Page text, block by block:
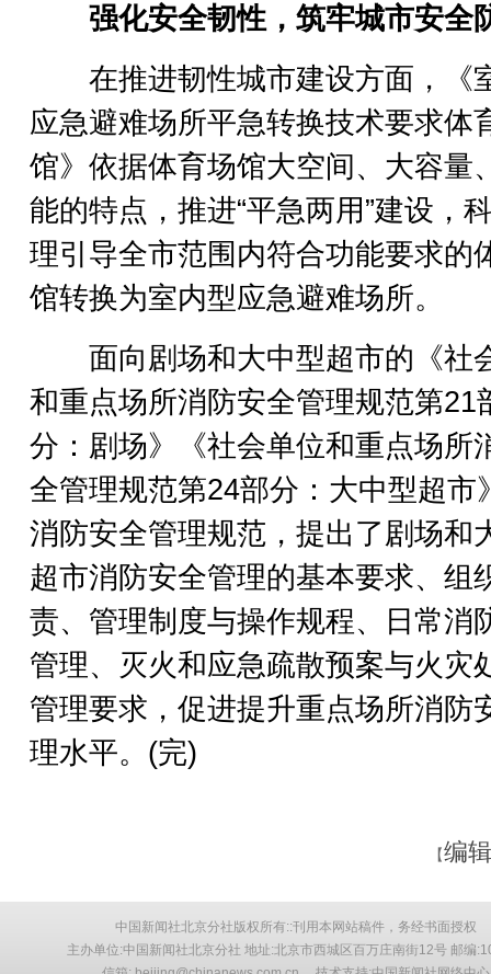
强化安全韧性，筑牢城市安全
在推进韧性城市建设方面，《
应急避难场所平急转换技术要求体
馆》依据体育场馆大空间、大容量
能的特点，推进“平急两用”建设，
理引导全市范围内符合功能要求的
馆转换为室内型应急避难场所。
面向剧场和大中型超市的《社
和重点场所消防安全管理规范第21
分：剧场》《社会单位和重点场所
全管理规范第24部分：大中型超市
消防安全管理规范，提出了剧场和
超市消防安全管理的基本要求、组
责、管理制度与操作规程、日常消
管理、灭火和应急疏散预案与火灾
管理要求，促进提升重点场所消防
理水平。(完)
【编
中国新闻社北京分社版权所有::刊用本网站稿件，务经书面授权
主办单位:中国新闻社北京分社 地址:北京市西城区百万庄南街12号 邮编